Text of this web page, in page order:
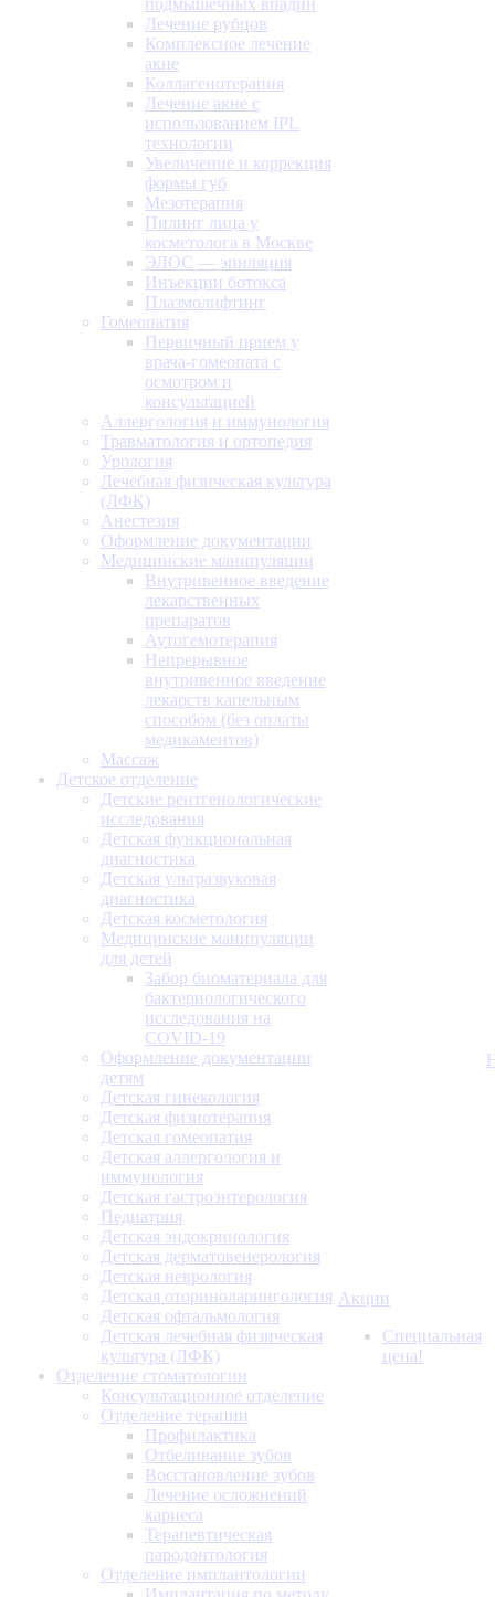
подмышечных впадин
Лечение рубцов
Комплексное лечение
акне
Коллагенотерапия
Лечение акне с
использованием IPL
технологии
Увеличение и коррекция
формы губ
Мезотерапия
Пилинг лица у
косметолога в Москве
ЭЛОС — эпиляция
Инъекции ботокса
Плазмолифтинг
Гомеопатия
Первичный прием у
врача-гомеопата с
осмотром и
консультацией
Аллергология и иммунология
Травматология и ортопедия
Урология
Лечебная физическая культура
(ЛФК)
Анестезия
Оформление документации
Медицинские манипуляции
Внутривенное введение
лекарственных
препаратов
Аутогемотерапия
Непрерывное
внутривенное введение
лекарств капельным
способом (без оплаты
медикаментов)
Массаж
Детское отделение
Детские рентгенологические
исследования
Детская функциональная
диагностика
Детская ультразвуковая
диагностика
Детская косметология
Медицинские манипуляции
для детей
Забор биоматериала для
бактериологического
исследования на
COVID-19
Оформление документации
детям
Детская гинекология
Детская физиотерапия
Детская гомеопатия
Детская аллергология и
иммунология
Детская гастроэнтерология
Педиатрия
Детская эндокринология
Детская дерматовенерология
Детская неврология
Детская оториноларингология
Детская офтальмология
Детская лечебная физическая
культура (ЛФК)
Отделение стоматологии
Консультационное отделение
Отделение терапии
Профилактика
Отбеливание зубов
Восстановление зубов
Лечение осложнений
кариеса
Терапевтическая
пародонтология
Отделение имплантологии
Акции
Специальная
цена!